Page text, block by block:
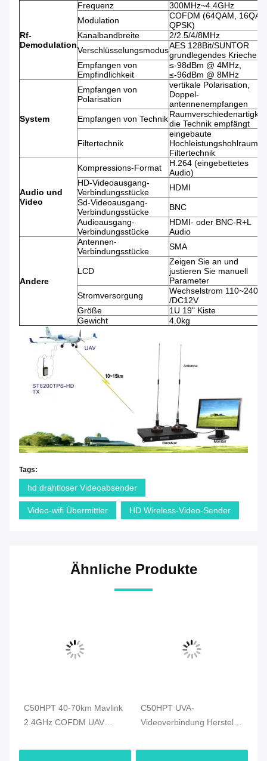
Rf-
Demodulation
Frequenz
300MHz~4.4GHz
Modulation
COFDM (64QAM,
QPSK)
Kanalbandbreite
2/2.5/4/8MHz
VerschlüsselungsmodusAES 128Bit/SUNTOR
grundlegendes Kriechen
Empfangen von
Empfindlichkeit
≤-98dBm @ 4MHz,
≤-96dBm @ 8MHz
System
Empfangen von
Polarisation
vertikale Polarisation,
Doppel-
antennenempfangen
Empfangen von Technikdie Technik empfängt
Filtertechnik
eingebaute
Hochleistungshohlraum-
Filtertechnik
Audio und
Video
Kompressions-Format
H.264 (eingebettetes
Audio)
HD-Videoausgang-
Verbindungsstücke
HDMI
Sd-Videoausgang-
Verbindungsstücke
BNC
Audioausgang-
Verbindungsstücke
HDMI- oder BNC-R+L
Audio
Andere
Antennen-
Verbindungsstücke
SMA
LCD
Zeigen Sie an und
justieren Sie manuell
Parameter
Stromversorgung
Wechselstrom 110~240V
/DC12V
Größe
1U 19" Kiste
Gewicht
4.0kg
Tags:
hd drahtloser Videoabsender
Video-wifi Übermittler HD Wireless-Video-Sender
Ähnliche Produkte
C50HPT 40-70km Mavlink
2.4GHz COFDM UAV
Langstrecke UP/Downlink
C50HPT UVA-
Videoverbindung Hersteller
Daten- und